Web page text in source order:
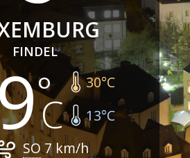
FINDEL
30°C
13°C
SO7 km/h